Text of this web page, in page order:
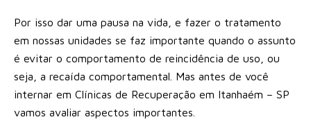
Por isso dar uma pausa na vida, e fazer o tratamento
em nossas unidades se faz importante quando o assunto
é evitar o comportamento de reincidência de uso, ou
seja, a recaída comportamental. Mas antes de você
internar em Clínicas de Recuperação em Itanhaém – SP
vamos avaliar aspectos importantes.